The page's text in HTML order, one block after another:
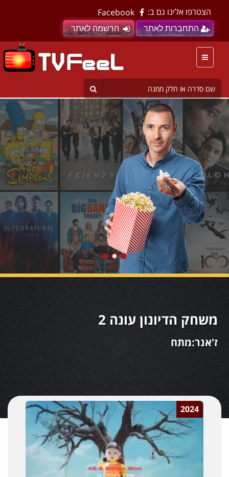
הצטרפו אלינו גם ב: Facebook
התחברות לאתר הרשמה לאתר
משחק הדיונון עונה 2
ז'אנר:מתח
2024